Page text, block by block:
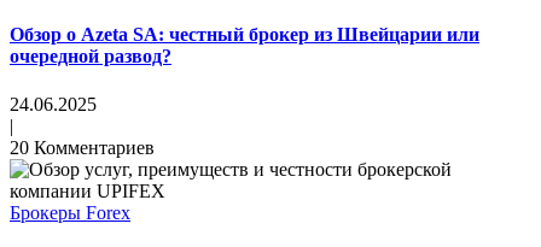
Обзор о Azeta SA: честный брокер из Швейцарии или
очередной развод?
24.06.2025
|
20 Комментариев
Брокеры Forex